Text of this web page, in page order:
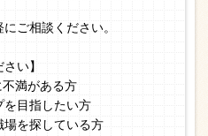
ご相談ください。
い】
満がある方
目指したい方
を探している方